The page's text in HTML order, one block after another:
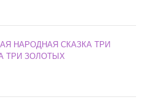
НАРОДНАЯ СКАЗКА ТРИ
ТРИ ЗОЛОТЫХ